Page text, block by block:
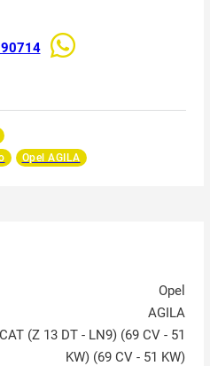
Opel AGILA
Opel
AGILA
(Z 13 DT - LN9) (69 CV - 51
KW) (69 CV - 51 KW)